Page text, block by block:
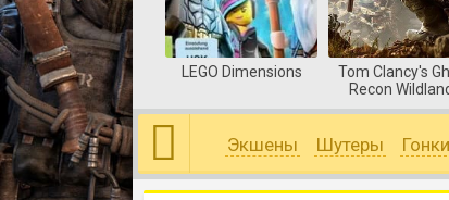
LEGO Dimensions
Tom Clancy's
Recon
Экшены Шутеры Гонки